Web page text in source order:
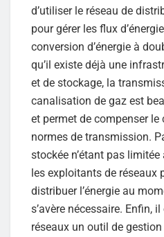
d’utiliser le réseau de
pour gérer les flux
conversion d’énergie à
qu’il existe déjà une
et de stockage, la
canalisation de gaz est
et permet de compenser
normes de transmission.
stockée n’étant pas
les exploitants de réseaux
distribuer l’énergie au
s’avère nécessaire. Enfin,
réseaux un outil de